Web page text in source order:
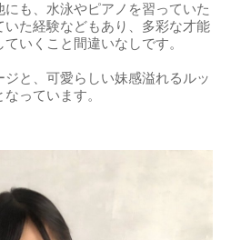
も、水泳やピアノを習っていた
た経験などもあり、多彩な才能
いくこと間違いなしです。
と、可愛らしい妹感溢れるルッ
っています。